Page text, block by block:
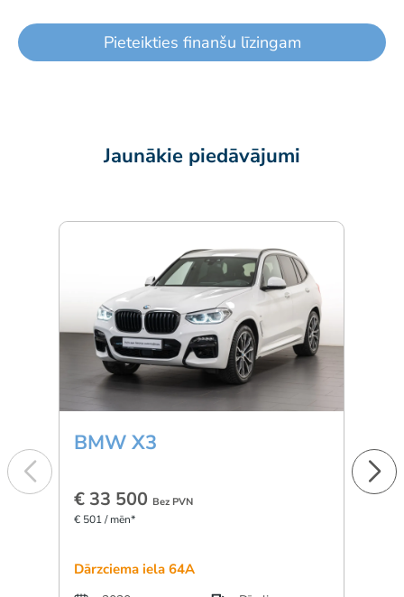
Pieteikties finanšu līzingam
Jaunākie piedāvājumi
BMW X3
€ 33 500 Bez PVN
€ 501 / mēn*
Dārzciema iela 64A
€